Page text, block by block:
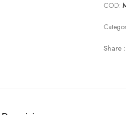
COD:
Share :